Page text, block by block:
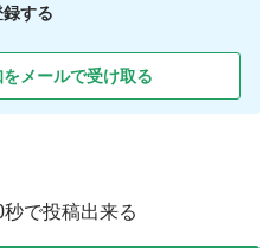
する
メールで受け取る
で投稿出来る